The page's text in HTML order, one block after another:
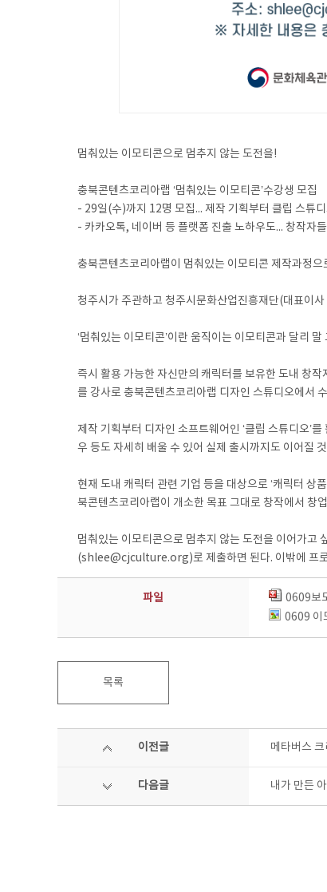
멈춰있는 이모티콘으로 멈추지 않는 도전을!
충북콘텐츠코리아랩 ‘멈춰있는 이모티콘’수강생 모집
- 29일(수)까지 12명 모집... 제작 기획부터 클립 스튜
- 카카오톡, 네이버 등 플랫폼 진출 노하우도... 창작자
충북콘텐츠코리아랩이 멈춰있는 이모티콘 제작과정
청주시가 주관하고 청주시문화산업진흥재단(대표이
‘멈춰있는 이모티콘’이란 움직이는 이모티콘과 달리
즉시 활용 가능한 자신만의 캐릭터를 보유한 도내 창
를 강사로 충북콘텐츠코리아랩 디자인 스튜디오에서
제작 기획부터 디자인 소프트웨어인 ‘클립 스튜디오’
우 등도 자세히 배울 수 있어 실제 출시까지도 이어질
현재 도내 캐릭터 관련 기업 등을 대상으로 ‘캐릭터 상
북콘텐츠코리아랩이 개소한 목표 그대로 창작에서 창
멈춰있는 이모티콘으로 멈추지 않는 도전을 이어가
(shlee@cjculture.org)로 제출하면 된다. 이밖에 프
파일
0609보
0609 이
목록
이전글 메타버스
다음글 내가 만든